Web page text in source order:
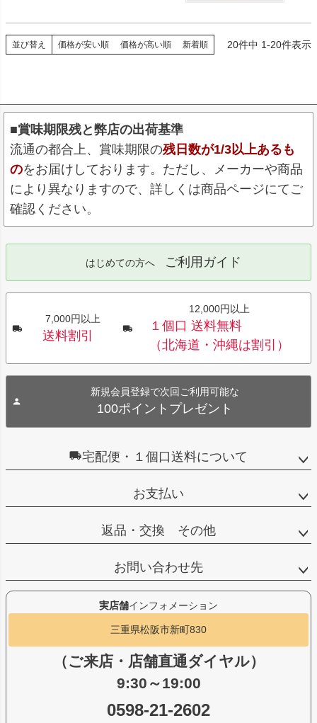
並び替え 価格が安い順 価格が高い順 新着順 20件中 1-20件表示
■賞味期限残と弊店の出荷基準
流通の都合上、賞味期限の残日数が1/3以上あるも
のをお届けしております。ただし、メーカーや商品
により異なりますので、詳しくは商品ページにてご
確認ください。
はじめての方へ ご利用ガイド
7,000円以上
送料割引
12,000円以上
１個口 送料無料
（北海道・沖縄は割引）
新規会員登録で次回ご利用可能な
100ポイントプレゼント
宅配便・１個口送料について
お支払い
返品・交換 その他
お問い合わせ先
実店舗インフォメーション
三重県松阪市新町830
（ご来店・店舗直通ダイヤル）
9:30～19:00
0598-21-2602